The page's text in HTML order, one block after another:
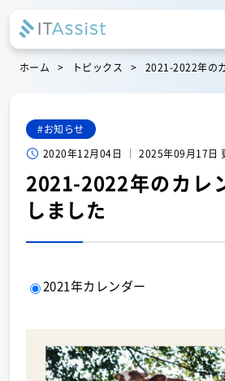
ホーム トピックス 2021-2022年の
お知らせ
2020年12月04日
2025年09月17日
2021-2022年のカレ
しました
2021年カレンダー